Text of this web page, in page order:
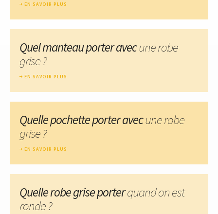
EN SAVOIR PLUS
Quel manteau porter avecune robe
grise ?
EN SAVOIR PLUS
Quelle pochette porter avecune robe
grise ?
EN SAVOIR PLUS
Quelle robe grise porterquand on est
ronde ?